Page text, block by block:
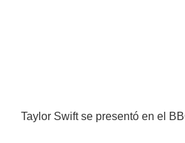
Taylor Swift se presentó en el